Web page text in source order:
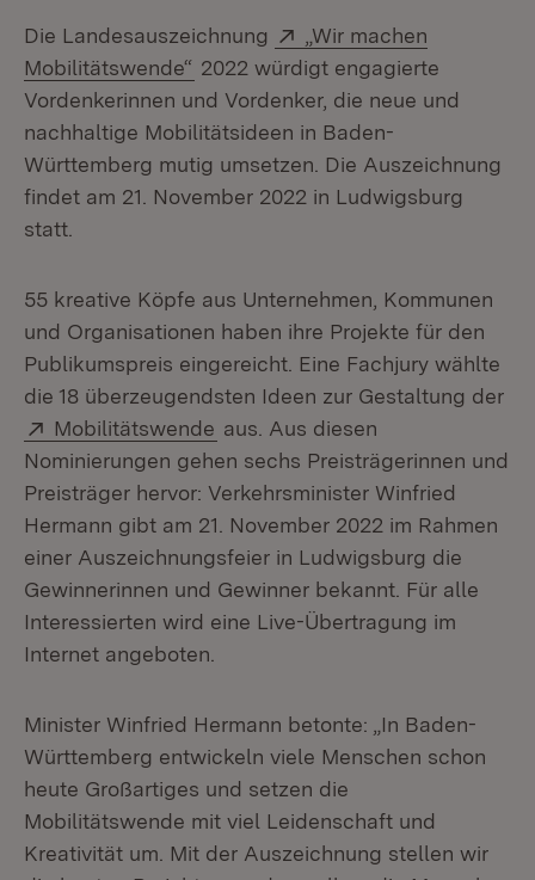
Die Landesauszeichnung Extern:
„Wir machen
Mobilitätswende“ (Öffnet in neuem Fenster)
2022 würdigt engagierte
Vordenkerinnen und Vordenker, die neue und
nachhaltige Mobilitätsideen in Baden-
Württemberg mutig umsetzen. Die Auszeichnung
findet am 21. November 2022 in Ludwigsburg
statt.
55 kreative Köpfe aus Unternehmen, Kommunen
und Organisationen haben ihre Projekte für den
Publikumspreis eingereicht. Eine Fachjury wählte
die 18 überzeugendsten Ideen zur Gestaltung der
Extern:
Mobilitätswende (Öffnet in neuem Fenster)
aus. Aus diesen
Nominierungen gehen sechs Preisträgerinnen und
Preisträger hervor: Verkehrsminister Winfried
Hermann gibt am 21. November 2022 im Rahmen
einer Auszeichnungsfeier in Ludwigsburg die
Gewinnerinnen und Gewinner bekannt. Für alle
Interessierten wird eine Live-Übertragung im
Internet angeboten.
Minister Winfried Hermann betonte: „In Baden-
Württemberg entwickeln viele Menschen schon
heute Großartiges und setzen die
Mobilitätswende mit viel Leidenschaft und
Kreativität um. Mit der Auszeichnung stellen wir